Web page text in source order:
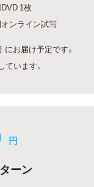
1枚
ンライン試写
にお届け予定です。
ています。
円
ーン